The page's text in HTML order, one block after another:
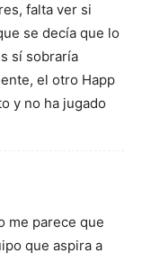
falta ver si
se decía que lo
sí sobraría
el otro Happ
y no ha jugado
me parece que
que aspira a